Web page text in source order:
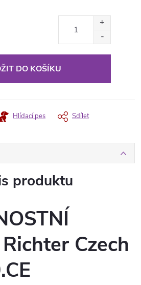
DO KOŠÍKU
Hlídací pes Sdílet
produktu
Czech